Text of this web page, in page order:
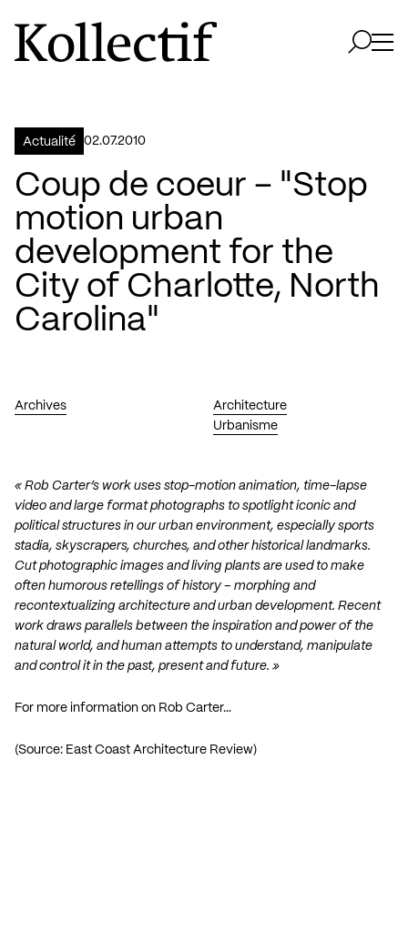
Aller à la page d'accueil
Logo Kollectif
Actualité 02.07.2010
Coup de coeur – "Stop
motion urban
development for the
City of Charlotte, North
Carolina"
Archives
Architecture
Urbanisme
« Rob Carter’s work uses stop-motion animation, time-lapse
video and large format photographs to spotlight iconic and
political structures in our urban environment, especially sports
stadia, skyscrapers, churches, and other historical landmarks.
Cut photographic images and living plants are used to make
often humorous retellings of history – morphing and
recontextualizing architecture and urban development. Recent
work draws parallels between the inspiration and power of the
natural world, and human attempts to understand, manipulate
and control it in the past, present and future. »
For more information on Rob Carter…
(Source: East Coast Architecture Review)